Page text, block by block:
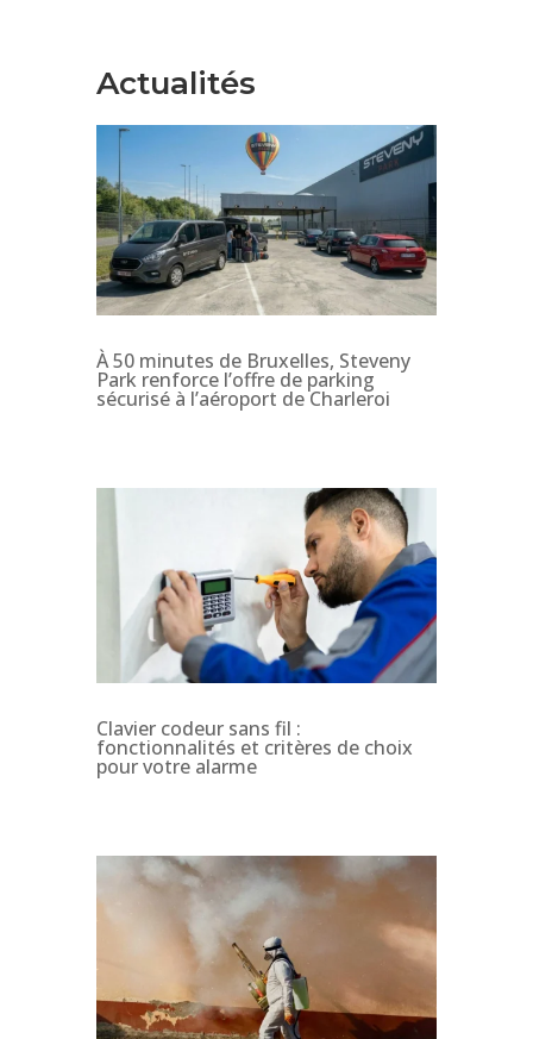
Actualités
À 50 minutes de Bruxelles, Steveny
Park renforce l’offre de parking
sécurisé à l’aéroport de Charleroi
Clavier codeur sans fil :
fonctionnalités et critères de choix
pour votre alarme